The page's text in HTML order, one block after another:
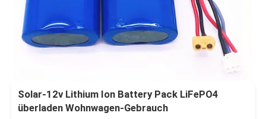
Solar-12v Lithium Ion Battery Pack LiFePO4
überladen Wohnwagen-Gebrauch